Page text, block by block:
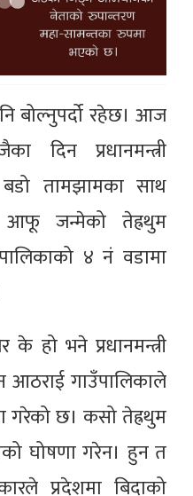
बोल्नुपर्दो रहेछ। आज
प्रधानमन्त्री
तामझामका साथ
आफू जन्मेको तेह्रथुम
४ नं वडामा
हो भने प्रधानमन्त्री
आठराई गाउँपालिकाले
गरेको छ। कसो तेह्रथुम
घोषणा गरेन। हुन त
प्रदेशमा बिदाको